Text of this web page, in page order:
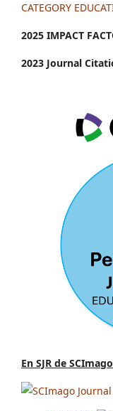
CATEGORY
2025 IMPACT
2023 Journal
En SJR de SCImago